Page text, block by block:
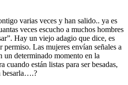
varias veces y han salido.. ya es
veces escucho a muchos hombres
Hay un viejo adagio que dice, es
Las mujeres envían señales a
un determinado momento en la
cuando están listas para ser besadas,
besarla….?